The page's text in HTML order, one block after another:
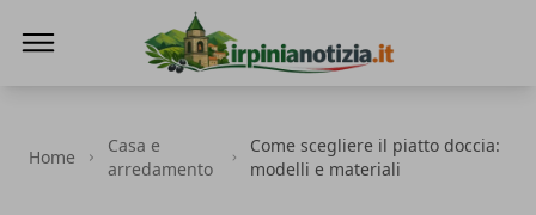
Home
Casa e
arredamento
Come scegliere il piatto doccia:
modelli e materiali